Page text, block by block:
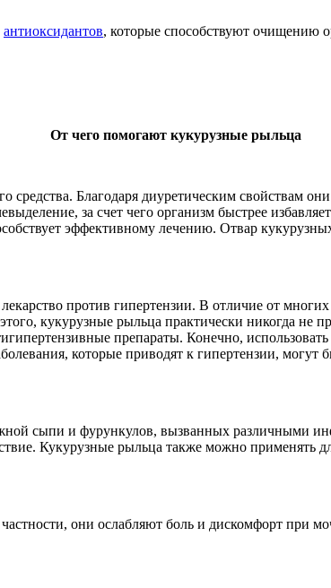
антиоксидантов, которые способствуют очищению
От чего помогают кукурузные рыльца
средства. Благодаря диуретическим
за счет чего организм быстрее
эффективному лечению. Отвар
против гипертензии. В отличие от
кукурузные рыльца практически никогда не
препараты. Конечно,
которые приводят к гипертензии,
сыпи и фурункулов, вызванных различными
Кукурузные рыльца также можно применять
они ослабляют боль и дискомфорт при